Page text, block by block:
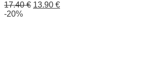
17.40€ 13.90 €
-20%